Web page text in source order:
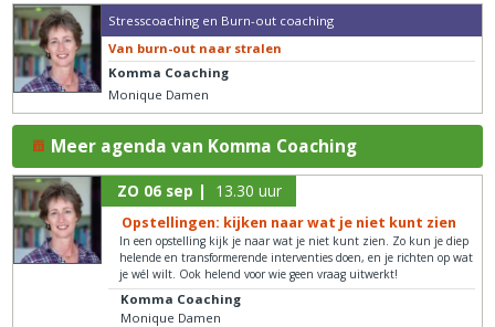
Stresscoaching en Burn-out coaching
Van burn-out naar stralen
Komma Coaching
Monique Damen
Meer agenda van Komma Coaching
ZO 06 sep | 13.30 uur
Opstellingen: kijken naar wat je niet kunt zien
In een opstelling kijk je naar wat je niet kunt zien. Zo kun je diep
helende en transformerende interventies doen, en je richten op wat
je wél wilt. Ook helend voor wie geen vraag uitwerkt!
Komma Coaching
Monique Damen